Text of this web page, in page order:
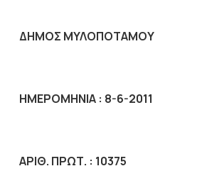
ΔΗΜΟΣ ΜΥΛΟΠΟΤΑΜΟΥ
ΗΜΕΡΟΜΗΝΙΑ : 8-6-2011
AΡΙΘ. ΠΡΩΤ. : 10375